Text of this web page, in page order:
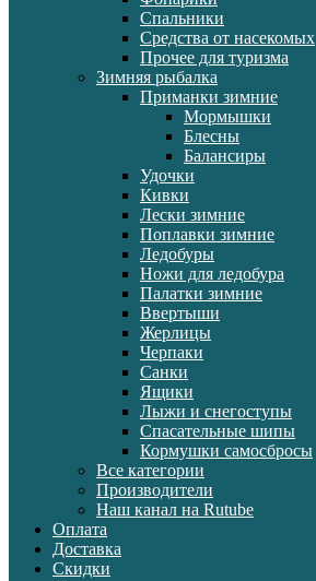
Спальники
Средства от насекомых
Прочее для туризма
Зимняя рыбалка
Приманки зимние
Мормышки
Блесны
Балансиры
Удочки
Кивки
Лески зимние
Поплавки зимние
Ледобуры
Ножи для ледобура
Палатки зимние
Ввертыши
Жерлицы
Черпаки
Санки
Ящики
Лыжи и снегоступы
Спасательные шипы
Кормушки самосбросы
Все категории
Производители
Наш канал на Rutube
Оплата
Доставка
Скидки